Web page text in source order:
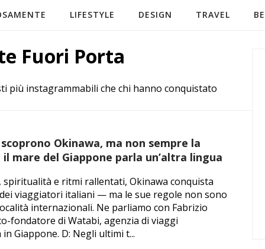
LIFESTYLE DESIGN TRAVEL
Fuori Porta
più instagrammabili che chi hanno conquistato
Okinawa, ma non sempre la
il mare del Giappone parla un’altra lingua
spiritualità e ritmi rallentati, Okinawa conquista
viaggiatori italiani — ma le sue regole non sono
internazionali. Ne parliamo con Fabrizio
fondatore di Watabi, agenzia di viaggi
Giappone. D: Negli ultimi t...